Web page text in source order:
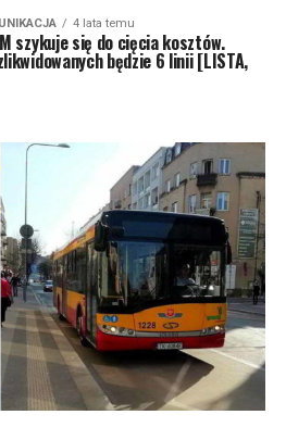
4 lata temu
szykuje się do cięcia kosztów.
będzie 6 linii [LISTA,